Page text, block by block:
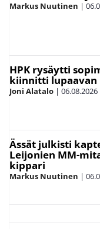
Markus Nuutinen |
HPK rysäytti
kiinnitti lupaavan
Joni Alatalo | 06.08.2026
Ässät julkisti
Leijonien MM-
kippari
Markus Nuutinen |